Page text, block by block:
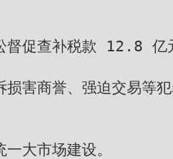
督促查补税款 12.8 亿
损害商誉、强迫交易
大市场建设。